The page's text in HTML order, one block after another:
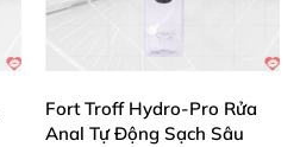
Fort Troff Hydro-Pro Rửa
Anal Tự Động Sạch Sâu